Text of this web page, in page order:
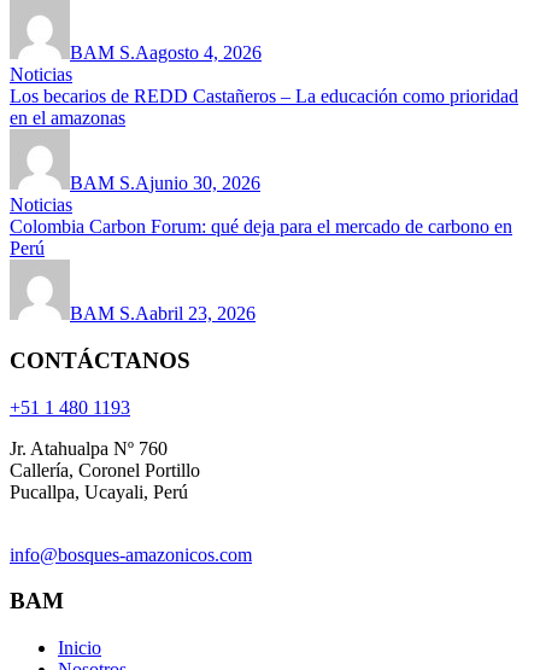
BAM S.Aagosto 4, 2026
Noticias
Los becarios de REDD Castañeros – La educación como prioridad
en el amazonas
BAM S.Ajunio 30, 2026
Noticias
Colombia Carbon Forum: qué deja para el mercado de carbono en
Perú
BAM S.Aabril 23, 2026
CONTÁCTANOS
+51 1 480 1193
Jr. Atahualpa Nº 760
Callería, Coronel Portillo
Pucallpa, Ucayali, Perú
info@bosques-amazonicos.com
BAM
Inicio